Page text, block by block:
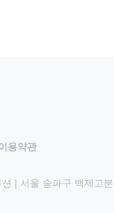
용약관
| 서울 송파구 백제고